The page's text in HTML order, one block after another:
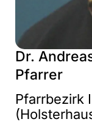
Dr.
Pfarrer
Pfarrbezirk